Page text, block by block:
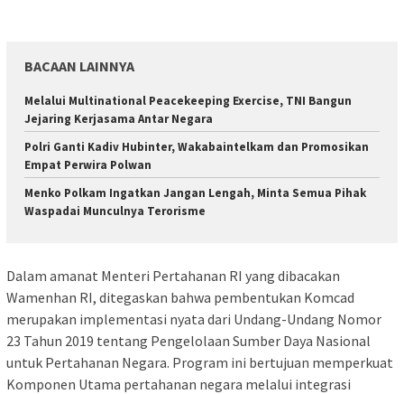
BACAAN LAINNYA
Melalui Multinational Peacekeeping Exercise, TNI Bangun
Jejaring Kerjasama Antar Negara
Polri Ganti Kadiv Hubinter, Wakabaintelkam dan Promosikan
Empat Perwira Polwan
Menko Polkam Ingatkan Jangan Lengah, Minta Semua Pihak
Waspadai Munculnya Terorisme
Dalam amanat Menteri Pertahanan RI yang dibacakan
Wamenhan RI, ditegaskan bahwa pembentukan Komcad
merupakan implementasi nyata dari Undang-Undang Nomor
23 Tahun 2019 tentang Pengelolaan Sumber Daya Nasional
untuk Pertahanan Negara. Program ini bertujuan memperkuat
Komponen Utama pertahanan negara melalui integrasi